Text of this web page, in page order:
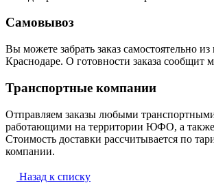
Самовывоз
Вы можете забрать заказ самостоятельно
Краснодаре. О готовности заказа сообщит
Транспортные компании
Отправляем заказы любыми
работающими на территории ЮФО, а
Стоимость доставки рассчитывается по
компании.
Назад к списку